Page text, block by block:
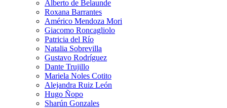
Alberto de Belaunde
Roxana Barrantes
Américo Mendoza Mori
Giacomo Roncagliolo
Patricia del Río
Natalia Sobrevilla
Gustavo Rodríguez
Dante Trujillo
Mariela Noles Cotito
Alejandra Ruiz León
Hugo Ñopo
Sharún Gonzales